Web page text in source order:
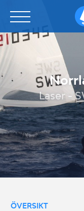
Laser -
ÖVERSIKT